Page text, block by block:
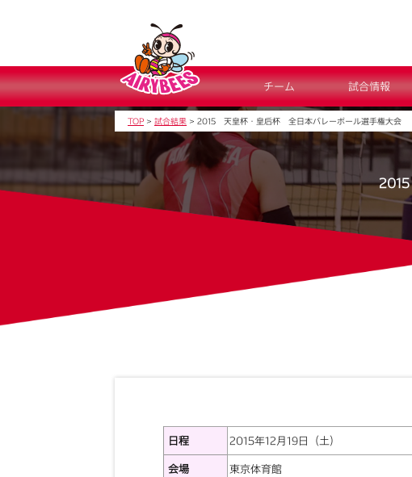
チーム 試合情報
TOP > 試合結果 > 2015 天皇杯・皇后杯 全日本バレーボール選手権大会
日程
2015年12月19日（土）
会場
東京体育館